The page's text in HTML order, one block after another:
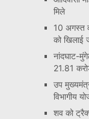
मिले
10 अगस्त
को खिलाई
नांदघाट-
21.81
उप
विभागीय
शव को